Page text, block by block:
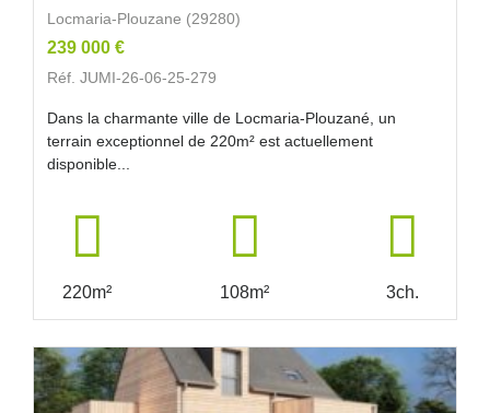
Locmaria-Plouzane (29280)
239 000 €
Réf. JUMI-26-06-25-279
Dans la charmante ville de Locmaria-Plouzané, un
terrain exceptionnel de 220m² est actuellement
disponible...
220m² 108m² 3ch.